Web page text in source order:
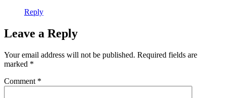
Reply
Leave a Reply
Your email address will not be published. Required fields are
marked *
Comment *